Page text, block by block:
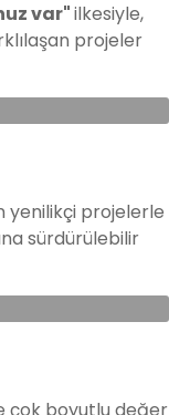
var"ilkesiyle,
projeler
yenilikçi projelerle
sürdürülebilir